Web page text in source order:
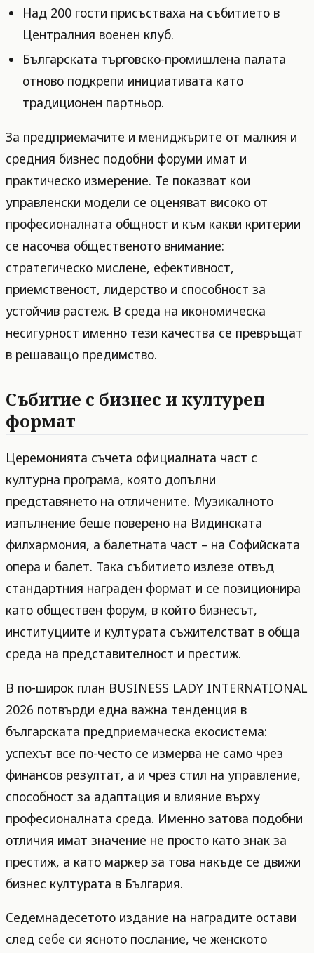
Над 200 гости присъстваха на събитието в
Централния военен клуб.
Българската търговско-промишлена палата
отново подкрепи инициативата като
традиционен партньор.
За предприемачите и мениджърите от малкия и
средния бизнес подобни форуми имат и
практическо измерение. Те показват кои
управленски модели се оценяват високо от
професионалната общност и към какви критерии
се насочва общественото внимание:
стратегическо мислене, ефективност,
приемственост, лидерство и способност за
устойчив растеж. В среда на икономическа
несигурност именно тези качества се превръщат
в решаващо предимство.
Събитие с бизнес и културен
формат
Церемонията съчета официалната част с
културна програма, която допълни
представянето на отличените. Музикалното
изпълнение беше поверено на Видинската
филхармония, а балетната част – на Софийската
опера и балет. Така събитието излезе отвъд
стандартния награден формат и се позиционира
като обществен форум, в който бизнесът,
институциите и културата съжителстват в обща
среда на представителност и престиж.
В по-широк план BUSINESS LADY INTERNATIONAL
2026 потвърди една важна тенденция в
българската предприемаческа екосистема:
успехът все по-често се измерва не само чрез
финансов резултат, а и чрез стил на управление,
способност за адаптация и влияние върху
професионалната среда. Именно затова подобни
отличия имат значение не просто като знак за
престиж, а като маркер за това накъде се движи
бизнес културата в България.
Седемнадесетото издание на наградите остави
след себе си ясното послание, че женското